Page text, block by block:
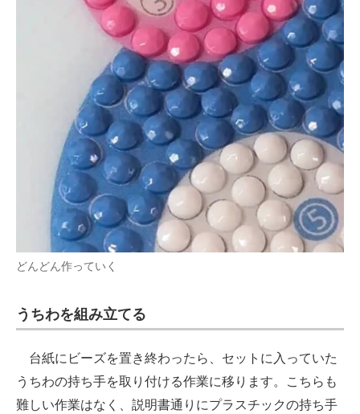
どんどん作っていく
うちわを組み立てる
台紙にビーズを置き終わったら、セットに入っていた
うちわの持ち手を取り付ける作業に移ります。こちらも
難しい作業はなく、説明書通りにプラスチックの持ち手